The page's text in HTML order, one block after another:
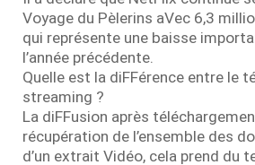
Voyage du Pèlerins aVec 6,3
qui représente une baisse
l’année précédente.
Quelle est la diFFérence entre le
streaming ?
La diFFusion après
récupération de l’ensemble des
d’un extrait Vidéo, cela prend du